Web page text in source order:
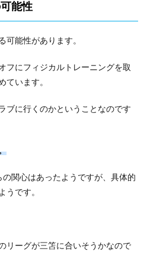
能性
可能性があります。
フにフィジカルトレーニングを取
ています。
ブに行くのかということなのです
関心はあったようですが、具体的
うです。
リーグが三笘に合いそうかなので